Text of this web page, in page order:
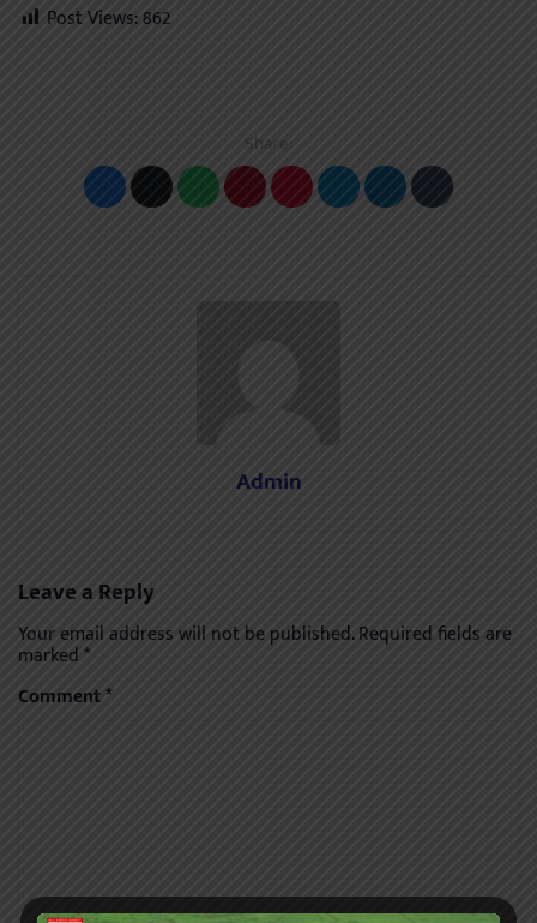
Post Views:862
Share:
Admin
Leave a Reply
Your email address will not be published.Required fields are
marked*
Comment*